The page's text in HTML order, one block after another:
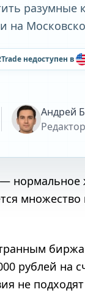
разумные
на
недоступен в
Андрей
Редактор
нормальное
рублей на
не